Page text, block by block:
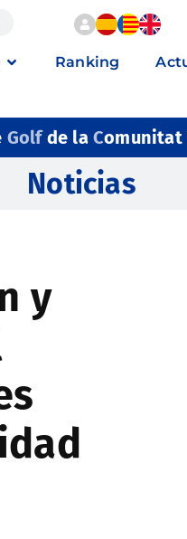
Ranking
Golfde la Comunitat
Noticias
y